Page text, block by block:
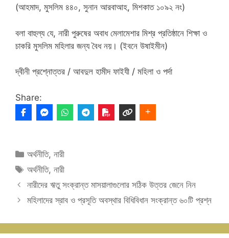
(আহমাদ, মুসলিম ৪৪০, সুনান আরবাআহ, মিশকাত ১০৯২ নং)
বলা বাহুল্য যে, নারী পুরুষের অবাধ মেলামেশার মিশ্র প্রতিষ্ঠানে শিক্ষা ও
চাকরি মুসলিম মহিলার জন্য বৈধ নয়। (ইবনে উষাইমীন)
দ্বীনী প্রশ্নোত্তর / আবদুল হামীদ ফাইযী / মহিলা ও পর্দা
Share:
Categories
অর্থনীতি,নারী
Tags
অর্থনীতি,নারী
নারীদের ঋতু সংক্রান্ত মাসয়ালাগুলোর সঠিক উত্তর জেনে নিন
মহিলাদের স্রাব ও প্রসূতি অবস্থার বিধিবিধান সংক্রান্ত ৬০টি প্রশ্ন